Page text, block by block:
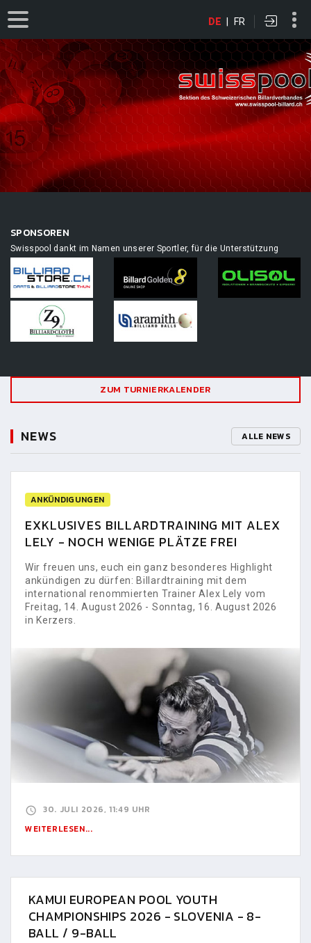
DE | FR
SPONSOREN
Swisspool dankt im Namen unserer Sportler, für die Unterstützung
ZUM TURNIERKALENDER
NEWS ALLE NEWS
ANKÜNDIGUNGEN
EXKLUSIVES BILLARDTRAINING MIT ALEX
LELY - NOCH WENIGE PLÄTZE FREI
Wir freuen uns, euch ein ganz besonderes Highlight
ankündigen zu dürfen: Billardtraining mit dem
international renommierten Trainer Alex Lely vom
Freitag, 14. August 2026 - Sonntag, 16. August 2026
in Kerzers.
30. JULI 2026, 11:49 UHR
WEITERLESEN...
KAMUI EUROPEAN POOL YOUTH
CHAMPIONSHIPS 2026 - SLOVENIA - 8-
BALL / 9-BALL